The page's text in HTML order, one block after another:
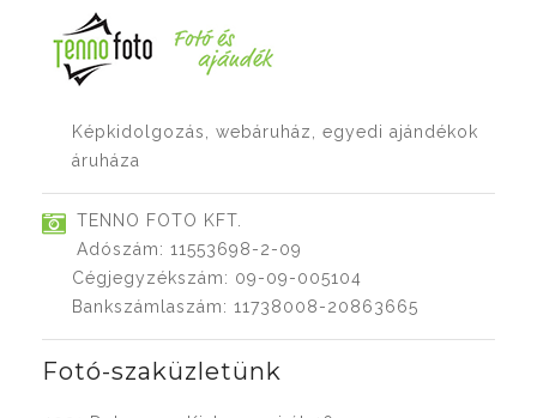
Képkidolgozás, webáruház, egyedi ajándékok
áruháza
TENNO FOTO KFT.
Adószám: 11553698-2-09
Cégjegyzékszám: 09-09-005104
Bankszámlaszám: 11738008-20863665
Fotó-szaküzletünk